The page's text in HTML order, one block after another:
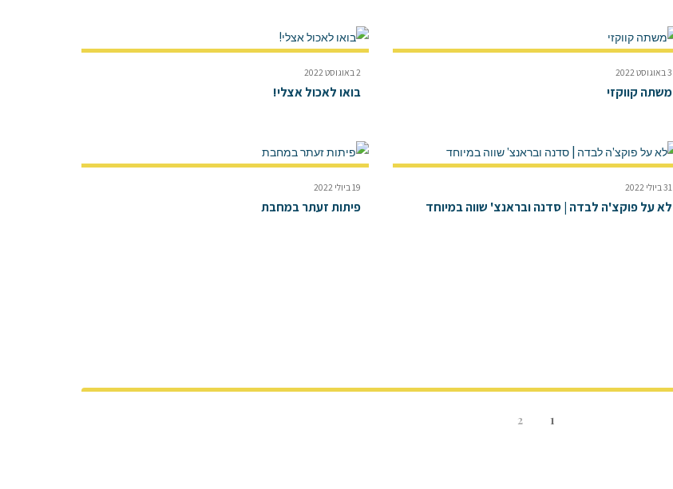
3 באוגוסט 2022
משתה קווקזי
2 באוגוסט 2022
בואו לאכול אצלי!
31 ביולי 2022
לא על פוקצ'ה לבדה | סדנה ובראנצ' שווה במיוחד
19 ביולי 2022
פיתות זעתר במחבת
1
2